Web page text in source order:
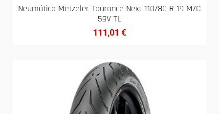
Neumático Metzeler Tourance Next 110/80 R 19 M/C
59V TL
111,01 €